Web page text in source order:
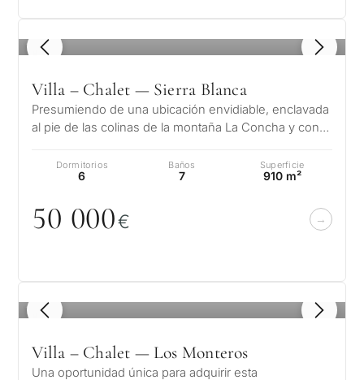
1 / 8
Villa – Chalet — Sierra Blanca
Presumiendo de una ubicación envidiable, enclavada
al pie de las colinas de la montaña La Concha y con
Dormitorios
6
Baños
7
Superficie
910 m²
50 000€
1 / 8
Villa – Chalet — Los Monteros
Una oportunidad única para adquirir esta